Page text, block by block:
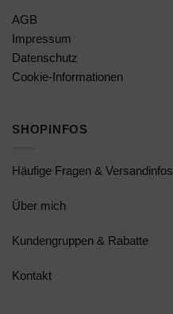
AGB
Impressum
Datenschutz
Cookie-Informationen
SHOPINFOS
Häufige Fragen & Versandinfos
Über mich
Kundengruppen & Rabatte
Kontakt